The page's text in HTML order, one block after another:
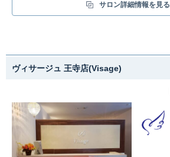
サロン詳細情報を見る
ヴィサージュ 王寺店(Visage)